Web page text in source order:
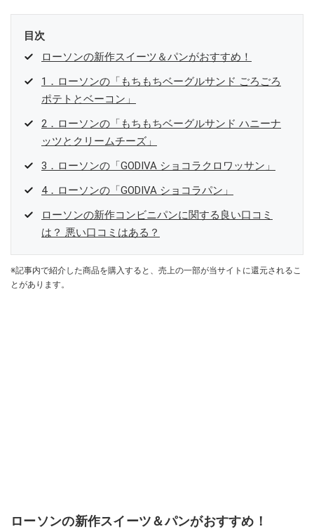
目次
ローソンの新作スイーツ＆パンがおすすめ！
1．ローソンの「もちもちベーグルサンド ごろごろ
ポテトとベーコン」
2．ローソンの「もちもちベーグルサンド ハニーナ
ッツとクリームチーズ」
3．ローソンの「GODIVA ショコラクロワッサン」
4．ローソンの「GODIVA ショコラパン」
ローソンの新作コンビニパンに関する良い口コミ
は？ 悪い口コミはある？
※記事内で紹介した商品を購入すると、売上の一部が当サイトに還元されるこ
とがあります。
ローソンの新作スイーツ＆パンがおすすめ！